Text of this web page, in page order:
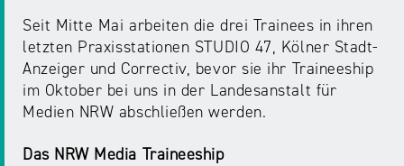
Seit Mitte Mai arbeiten die drei Trainees in ihren
letzten Praxisstationen STUDIO 47, Kölner Stadt-
Anzeiger und Correctiv, bevor sie ihr Traineeship
im Oktober bei uns in der Landesanstalt für
Medien NRW abschließen werden.
Das NRW Media Traineeship